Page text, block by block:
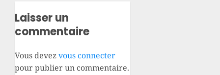
Laisser un
commentaire
Vous devezvous connecter
pour publier un commentaire.